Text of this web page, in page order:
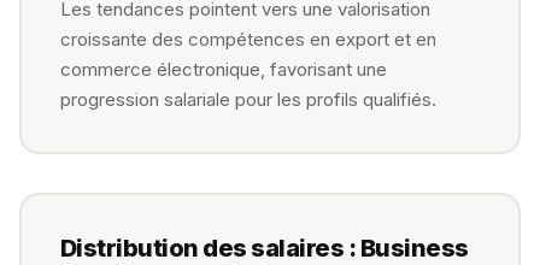
Les tendances pointent vers une valorisation
croissante des compétences en export et en
commerce électronique, favorisant une
progression salariale pour les profils qualifiés.
Distribution des salaires : Business